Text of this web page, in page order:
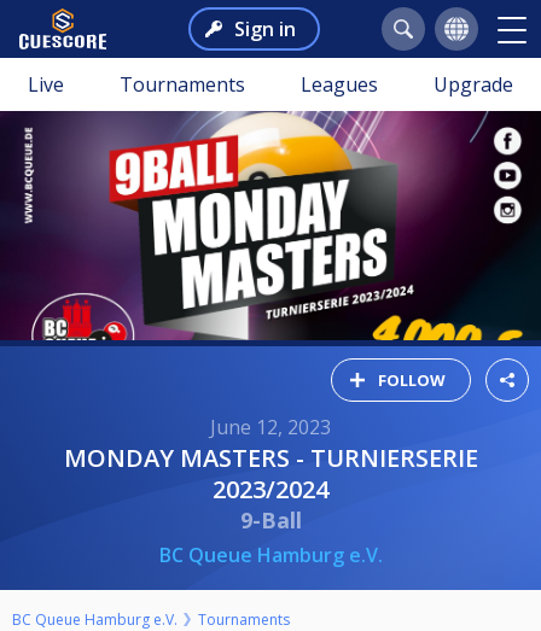
Sign in
Live Tournaments Leagues Upgrade
FOLLOW
June 12, 2023
MONDAY MASTERS - TURNIERSERIE
2023/2024
9-Ball
BC Queue Hamburg e.V.
BC Queue Hamburg e.V. Tournaments